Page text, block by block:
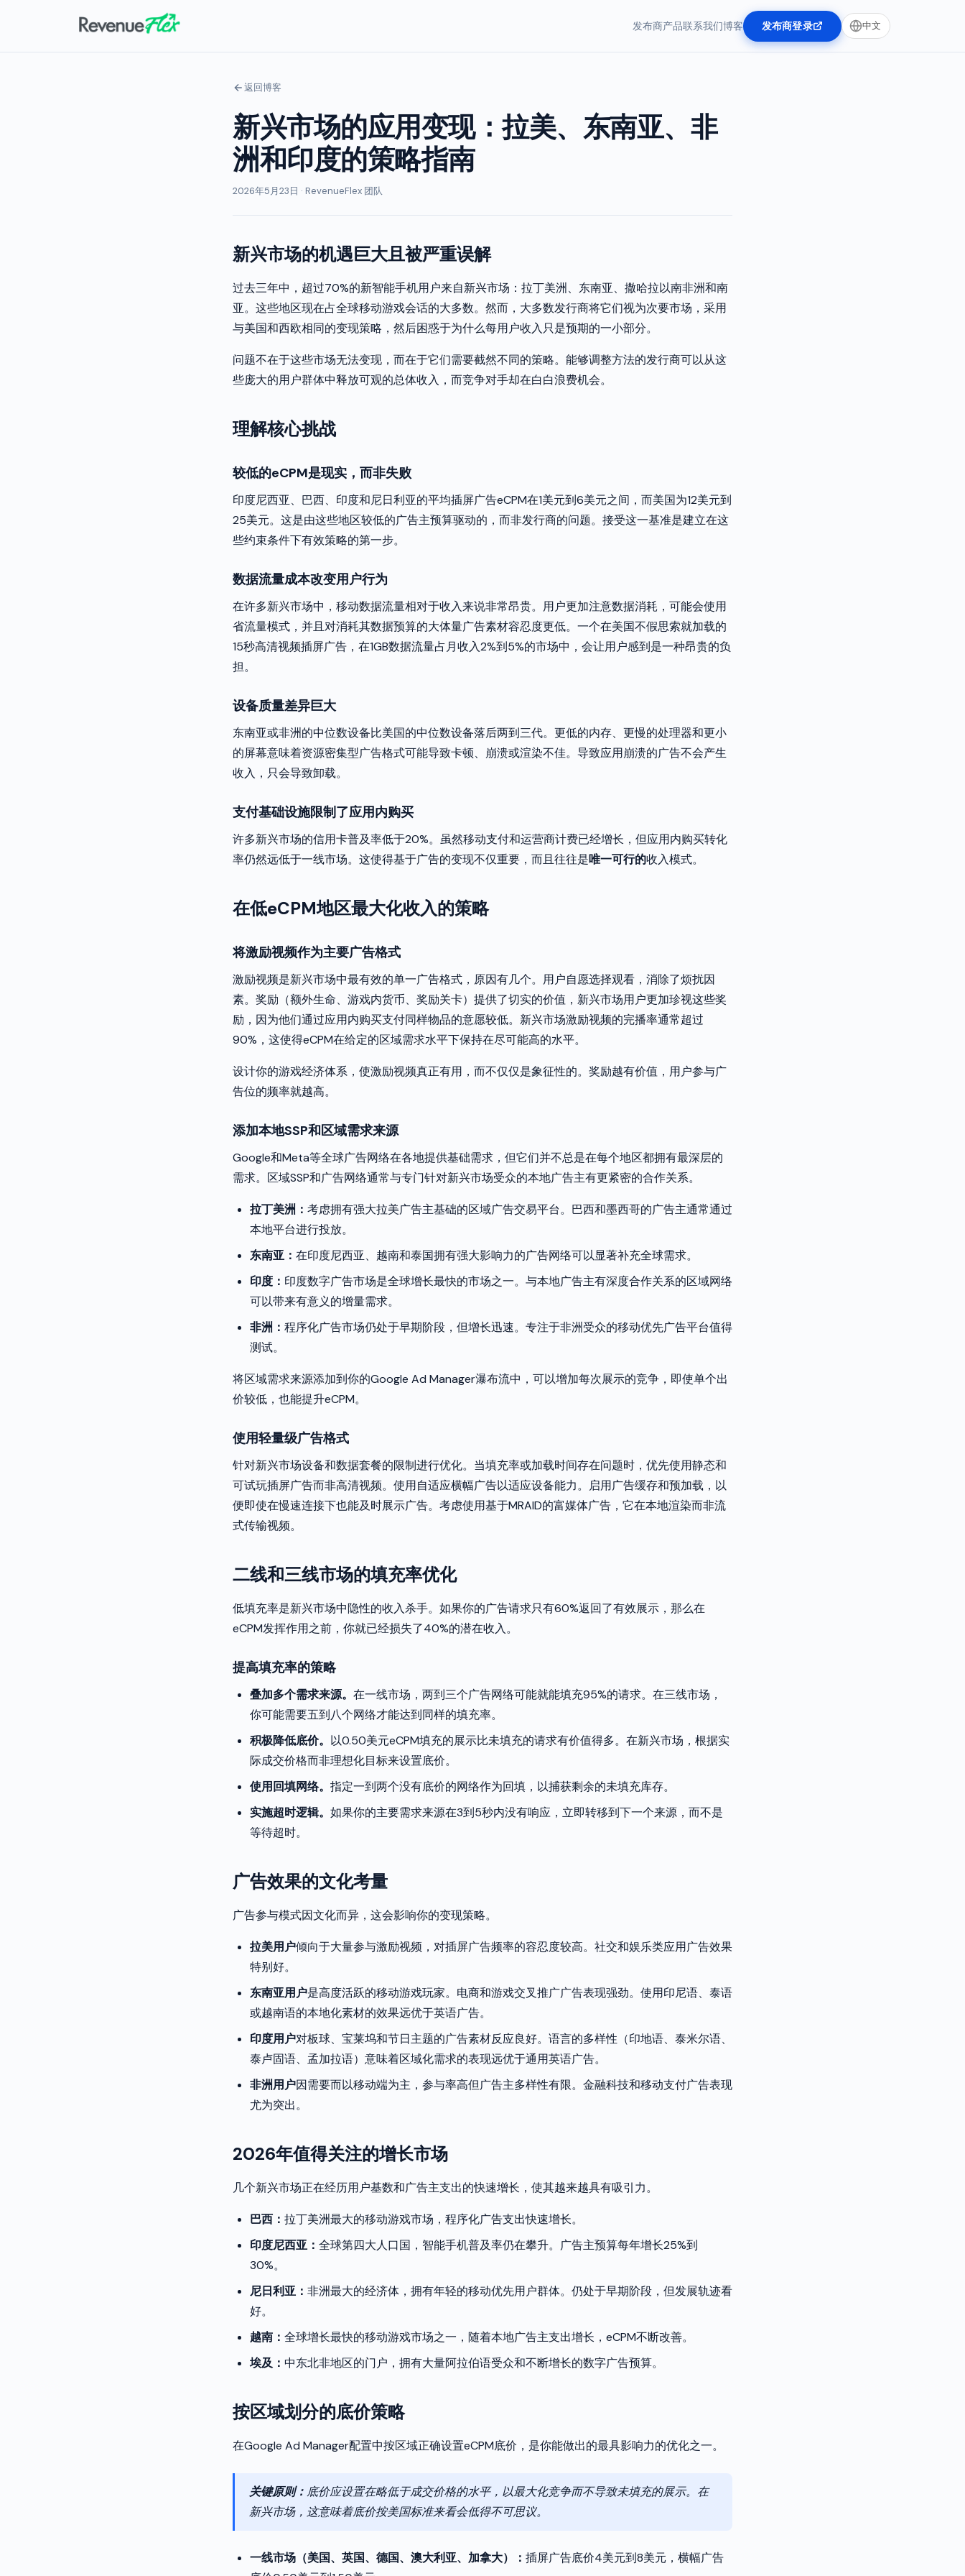
发布商产品联系我们博客 发布商登录 中文
返回博客
新兴市场的应用变现：拉美、东南亚、非
洲和印度的策略指南
2026年5月23日 · RevenueFlex 团队
新兴市场的机遇巨大且被严重误解
过去三年中，超过70%的新智能手机用户来自新兴市场：拉丁美洲、东南亚、撒哈拉以南非洲和南
亚。这些地区现在占全球移动游戏会话的大多数。然而，大多数发行商将它们视为次要市场，采用
与美国和西欧相同的变现策略，然后困惑于为什么每用户收入只是预期的一小部分。
问题不在于这些市场无法变现，而在于它们需要截然不同的策略。能够调整方法的发行商可以从这
些庞大的用户群体中释放可观的总体收入，而竞争对手却在白白浪费机会。
理解核心挑战
较低的eCPM是现实，而非失败
印度尼西亚、巴西、印度和尼日利亚的平均插屏广告eCPM在1美元到6美元之间，而美国为12美元到
25美元。这是由这些地区较低的广告主预算驱动的，而非发行商的问题。接受这一基准是建立在这
些约束条件下有效策略的第一步。
数据流量成本改变用户行为
在许多新兴市场中，移动数据流量相对于收入来说非常昂贵。用户更加注意数据消耗，可能会使用
省流量模式，并且对消耗其数据预算的大体量广告素材容忍度更低。一个在美国不假思索就加载的
15秒高清视频插屏广告，在1GB数据流量占月收入2%到5%的市场中，会让用户感到是一种昂贵的负
担。
设备质量差异巨大
东南亚或非洲的中位数设备比美国的中位数设备落后两到三代。更低的内存、更慢的处理器和更小
的屏幕意味着资源密集型广告格式可能导致卡顿、崩溃或渲染不佳。导致应用崩溃的广告不会产生
收入，只会导致卸载。
支付基础设施限制了应用内购买
许多新兴市场的信用卡普及率低于20%。虽然移动支付和运营商计费已经增长，但应用内购买转化
率仍然远低于一线市场。这使得基于广告的变现不仅重要，而且往往是唯一可行的收入模式。
在低eCPM地区最大化收入的策略
将激励视频作为主要广告格式
激励视频是新兴市场中最有效的单一广告格式，原因有几个。用户自愿选择观看，消除了烦扰因
素。奖励（额外生命、游戏内货币、奖励关卡）提供了切实的价值，新兴市场用户更加珍视这些奖
励，因为他们通过应用内购买支付同样物品的意愿较低。新兴市场激励视频的完播率通常超过
90%，这使得eCPM在给定的区域需求水平下保持在尽可能高的水平。
设计你的游戏经济体系，使激励视频真正有用，而不仅仅是象征性的。奖励越有价值，用户参与广
告位的频率就越高。
添加本地SSP和区域需求来源
Google和Meta等全球广告网络在各地提供基础需求，但它们并不总是在每个地区都拥有最深层的
需求。区域SSP和广告网络通常与专门针对新兴市场受众的本地广告主有更紧密的合作关系。
拉丁美洲： 考虑拥有强大拉美广告主基础的区域广告交易平台。巴西和墨西哥的广告主通常通过
本地平台进行投放。
东南亚： 在印度尼西亚、越南和泰国拥有强大影响力的广告网络可以显著补充全球需求。
印度： 印度数字广告市场是全球增长最快的市场之一。与本地广告主有深度合作关系的区域网络
可以带来有意义的增量需求。
非洲： 程序化广告市场仍处于早期阶段，但增长迅速。专注于非洲受众的移动优先广告平台值得
测试。
将区域需求来源添加到你的Google Ad Manager瀑布流中，可以增加每次展示的竞争，即使单个出
价较低，也能提升eCPM。
使用轻量级广告格式
针对新兴市场设备和数据套餐的限制进行优化。当填充率或加载时间存在问题时，优先使用静态和
可试玩插屏广告而非高清视频。使用自适应横幅广告以适应设备能力。启用广告缓存和预加载，以
便即使在慢速连接下也能及时展示广告。考虑使用基于MRAID的富媒体广告，它在本地渲染而非流
式传输视频。
二线和三线市场的填充率优化
低填充率是新兴市场中隐性的收入杀手。如果你的广告请求只有60%返回了有效展示，那么在
eCPM发挥作用之前，你就已经损失了40%的潜在收入。
提高填充率的策略
叠加多个需求来源。 在一线市场，两到三个广告网络可能就能填充95%的请求。在三线市场，
你可能需要五到八个网络才能达到同样的填充率。
积极降低底价。 以0.50美元eCPM填充的展示比未填充的请求有价值得多。在新兴市场，根据实
际成交价格而非理想化目标来设置底价。
使用回填网络。 指定一到两个没有底价的网络作为回填，以捕获剩余的未填充库存。
实施超时逻辑。 如果你的主要需求来源在3到5秒内没有响应，立即转移到下一个来源，而不是
等待超时。
广告效果的文化考量
广告参与模式因文化而异，这会影响你的变现策略。
拉美用户倾向于大量参与激励视频，对插屏广告频率的容忍度较高。社交和娱乐类应用广告效果
特别好。
东南亚用户是高度活跃的移动游戏玩家。电商和游戏交叉推广广告表现强劲。使用印尼语、泰语
或越南语的本地化素材的效果远优于英语广告。
印度用户对板球、宝莱坞和节日主题的广告素材反应良好。语言的多样性（印地语、泰米尔语、
泰卢固语、孟加拉语）意味着区域化需求的表现远优于通用英语广告。
非洲用户因需要而以移动端为主，参与率高但广告主多样性有限。金融科技和移动支付广告表现
尤为突出。
2026年值得关注的增长市场
几个新兴市场正在经历用户基数和广告主支出的快速增长，使其越来越具有吸引力。
巴西： 拉丁美洲最大的移动游戏市场，程序化广告支出快速增长。
印度尼西亚： 全球第四大人口国，智能手机普及率仍在攀升。广告主预算每年增长25%到
30%。
尼日利亚： 非洲最大的经济体，拥有年轻的移动优先用户群体。仍处于早期阶段，但发展轨迹看
好。
越南： 全球增长最快的移动游戏市场之一，随着本地广告主支出增长，eCPM不断改善。
埃及： 中东北非地区的门户，拥有大量阿拉伯语受众和不断增长的数字广告预算。
按区域划分的底价策略
在Google Ad Manager配置中按区域正确设置eCPM底价，是你能做出的最具影响力的优化之一。
关键原则： 底价应设置在略低于成交价格的水平，以最大化竞争而不导致未填充的展示。在
新兴市场，这意味着底价按美国标准来看会低得不可思议。
一线市场（美国、英国、德国、澳大利亚、加拿大）： 插屏广告底价4美元到8美元，横幅广告